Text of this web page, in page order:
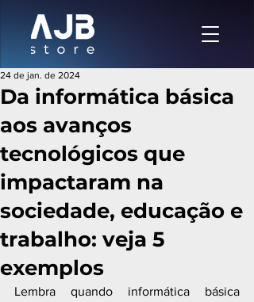
Da informática básica
aos avanços
tecnológicos que
impactaram na
sociedade, educação e
trabalho: veja 5
exemplos
24 de jan. de 2024
Lembra quando informática básica